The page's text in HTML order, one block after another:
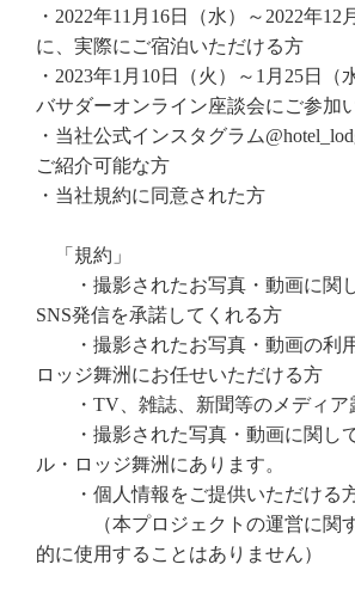
・ 2022年11月16日（水）～ 2022年12 月
に、実際にご宿泊いただける方
・ 2023年1 月 10日（火）～ 1 月 25日（
バサダーオンライン座談会にご参加
・当社公式インスタグラム
ご紹介可能な方
・当社規約に同意された方
「規約」
・撮影されたお写真・動画に関
SNS発信を承諾してくれる方
・撮影されたお写真・動画の利用
ロッジ舞洲にお任せいただける方
・ TV、雑誌、新聞等のメディ
・撮影された写真・動画に関し
ル・ロッジ舞洲にあります。
・個人情報をご提供いただける方
（本プロジェクトの運営に関す
的に使用することはありません）